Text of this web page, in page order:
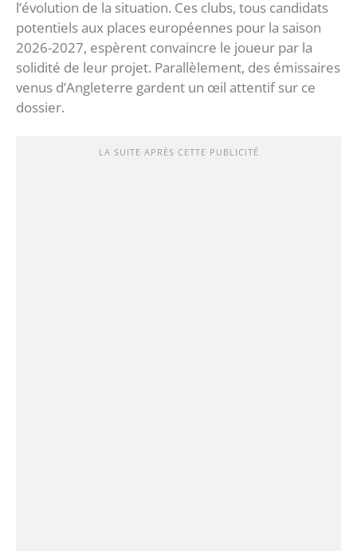
l’évolution de la situation. Ces clubs, tous candidats
potentiels aux places européennes pour la saison
2026-2027, espèrent convaincre le joueur par la
solidité de leur projet. Parallèlement, des émissaires
venus d’Angleterre gardent un œil attentif sur ce
dossier.
LA SUITE APRÈS CETTE PUBLICITÉ